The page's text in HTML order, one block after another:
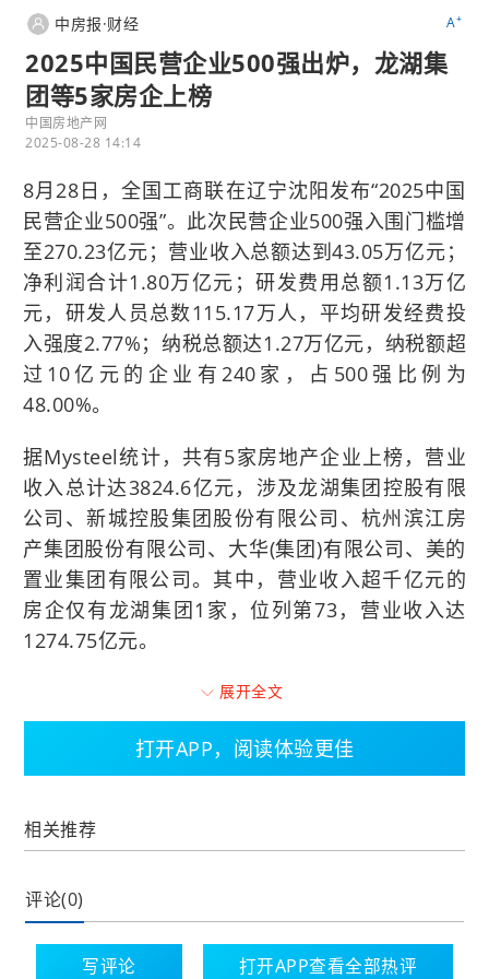
中房报·财经 A+
2025中国民营企业500强出炉，龙湖集
团等5家房企上榜
中国房地产网
2025-08-28 14:14
8月28日，全国工商联在辽宁沈阳发布“2025中国
民营企业500强”。此次民营企业500强入围门槛增
至270.23亿元；营业收入总额达到43.05万亿元；
净利润合计1.80万亿元；研发费用总额1.13万亿
元，研发人员总数115.17万人，平均研发经费投
入强度2.77%；纳税总额达1.27万亿元，纳税额超
过10亿元的企业有240家，占500强比例为
48.00%。
据Mysteel统计，共有5家房地产企业上榜，营业
收入总计达3824.6亿元，涉及龙湖集团控股有限
公司、新城控股集团股份有限公司、杭州滨江房
产集团股份有限公司、大华(集团)有限公司、美的
置业集团有限公司。其中，营业收入超千亿元的
房企仅有龙湖集团1家，位列第73，营业收入达
1274.75亿元。
标签：民营企业500强
展开全文
打开APP，阅读体验更佳
相关推荐
评论(0)
写评论 打开APP查看全部热评